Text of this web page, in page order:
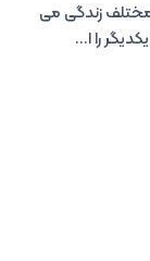
مختلف زندگی می
را ا...